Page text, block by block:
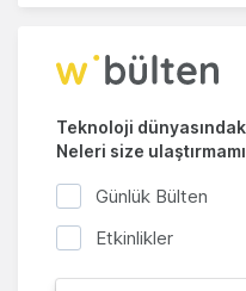
Teknoloji
Neleri size
Günlük Bülten
Etkinlikler